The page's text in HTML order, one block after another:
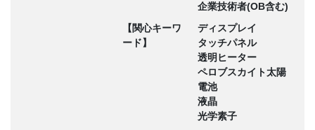
企業技術者(OB含む)
【関心キーワ
ード】
ディスプレイ
タッチパネル
透明ヒーター
ペロブスカイト太陽
電池
液晶
光学素子